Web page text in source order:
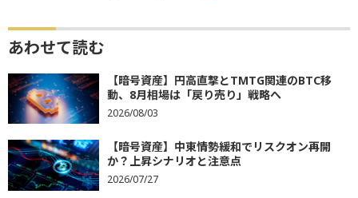
あわせて読む
【暗号資産】円高直撃とTMTG関連のBTC移
動、8月相場は「戻り売り」戦略へ
2026/08/03
【暗号資産】中東情勢緩和でリスクオン再開
か？上昇シナリオと注意点
2026/07/27